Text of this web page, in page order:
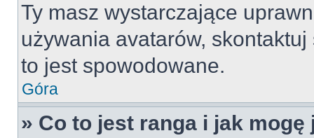
Ty masz wystarczające
używania avatarów,
to jest spowodowane.
Góra
» Co to jest ranga i jak mogę